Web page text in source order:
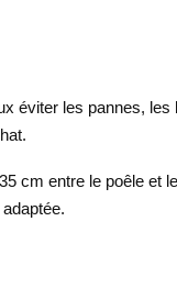
éviter les pannes,
cm entre le poêle et